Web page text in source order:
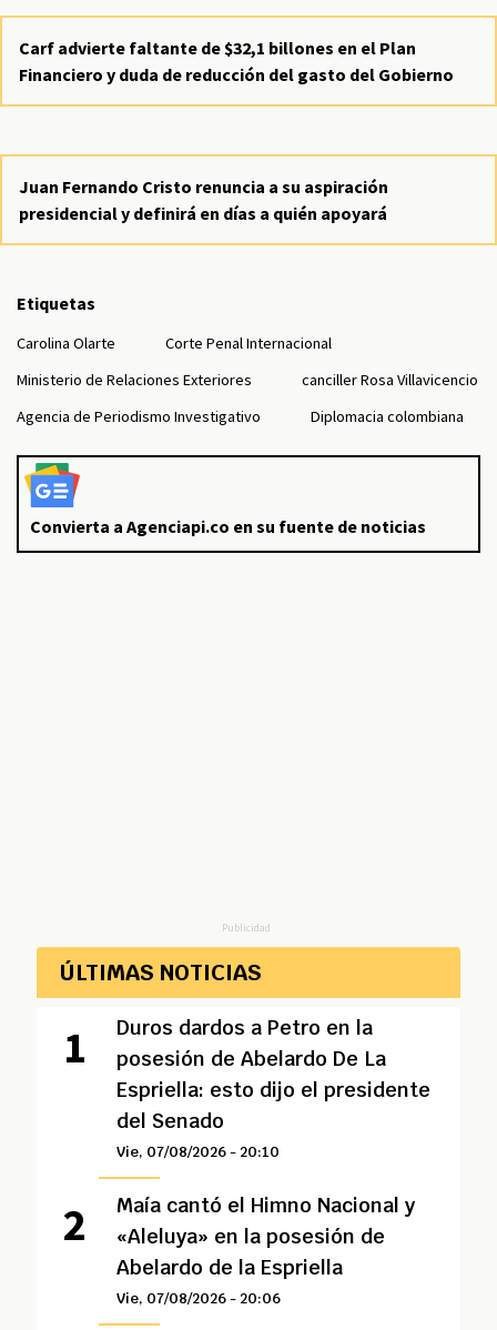
Carf advierte faltante de $32,1 billones en el Plan
Financiero y duda de reducción del gasto del Gobierno
Juan Fernando Cristo renuncia a su aspiración
presidencial y definirá en días a quién apoyará
Etiquetas
Carolina Olarte
Corte Penal Internacional
Ministerio de Relaciones Exteriores
canciller Rosa Villavicencio
Agencia de Periodismo Investigativo
Diplomacia colombiana
Convierta a Agenciapi.co en su fuente de noticias
Publicidad
ÚLTIMAS NOTICIAS
Duros dardos a Petro en la
posesión de Abelardo De La
Espriella: esto dijo el presidente
del Senado
Vie, 07/08/2026 - 20:10
Maía cantó el Himno Nacional y
«Aleluya» en la posesión de
Abelardo de la Espriella
Vie, 07/08/2026 - 20:06